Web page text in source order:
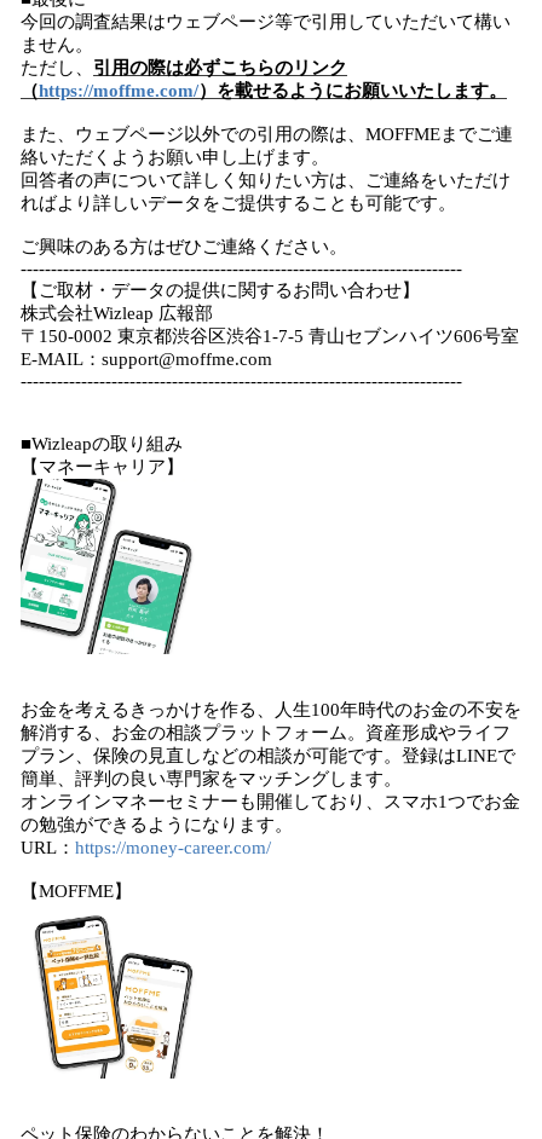
今回の調査結果はウェブページ等で引用していただいて構い
ません。
ただし、 引用の際は必ずこちらのリンク
（https://moffme.com/）を載せるようにお願いいたします。
また、ウェブページ以外での引用の際は、MOFFMEまでご連
絡いただくようお願い申し上げます。
回答者の声について詳しく知りたい方は、ご連絡をいただけ
ればより詳しいデータをご提供することも可能です。
ご興味のある方はぜひご連絡ください。
-------------------------------------------------------------------------
【ご取材・データの提供に関するお問い合わせ】
株式会社Wizleap 広報部
〒150-0002 東京都渋谷区渋谷1-7-5 青山セブンハイツ606号室
E-MAIL：support@moffme.com
-------------------------------------------------------------------------
■Wizleapの取り組み
【マネーキャリア】
お金を考えるきっかけを作る、人生100年時代のお金の不安を
解消する、お金の相談プラットフォーム。資産形成やライフ
プラン、保険の見直しなどの相談が可能です。登録はLINEで
簡単、評判の良い専門家をマッチングします。
オンラインマネーセミナーも開催しており、スマホ1つでお金
の勉強ができるようになります。
URL： https://money-career.com/
【MOFFME】
ペット保険のわからないことを解決！